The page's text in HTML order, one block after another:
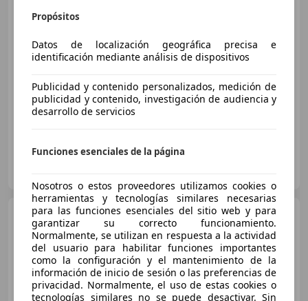
Preciojusto
Garantia
BMW X5X5 xDrive 30dA
€ 18.500 1
Sin comparación
Propósitos
Datos de localización geográfica precisa e
identificación mediante análisis de dispositivos
Publicidad y contenido personalizados, medición de
publicidad y contenido, investigación de audiencia y
desarrollo de servicios
Funciones esenciales de la página
Nosotros o estos proveedores utilizamos cookies o
herramientas y tecnologías similares necesarias
para las funciones esenciales del sitio web y para
garantizar su correcto funcionamiento.
Normalmente, se utilizan en respuesta a la actividad
del usuario para habilitar funciones importantes
como la configuración y el mantenimiento de la
información de inicio de sesión o las preferencias de
privacidad. Normalmente, el uso de estas cookies o
tecnologías similares no se puede desactivar. Sin